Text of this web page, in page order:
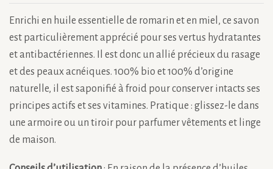
Enrichi en huile essentielle de romarin et en miel, ce savon
est particulièrement apprécié pour ses vertus hydratantes
et antibactériennes. Il est donc un allié précieux du rasage
et des peaux acnéiques. 100% bio et 100% d’origine
naturelle, il est saponifié à froid pour conserver intacts ses
principes actifs et ses vitamines. Pratique : glissez-le dans
une armoire ou un tiroir pour parfumer vêtements et linge
de maison.